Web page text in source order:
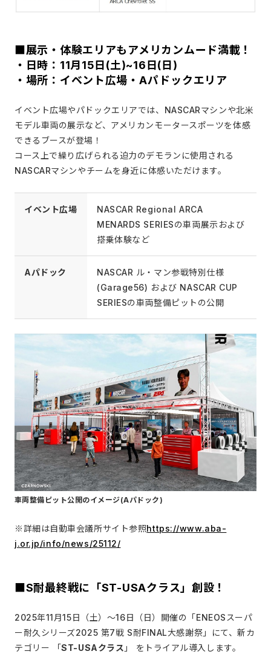
■展示・体験エリアもアメリカンムード満載！
・日時：11月15日(土)~16日(日)
・場所：イベント広場・Aパドックエリア
イベント広場やパドックエリアでは、NASCARマシンや北米
モデル車両の展示など、アメリカンモータースポーツを体感
できるブースが登場！
コース上で繰り広げられる迫力のデモランに使用される
NASCARマシンやチームを身近に体感いただけます。
イベント広場
NASCAR Regional ARCA
MENARDS SERIESの車両展示および
搭乗体験など
Aパドック
NASCAR ル・マン参戦特別仕様
(Garage56) および NASCAR CUP
SERIESの車両整備ピットの公開
車両整備ピット公開のイメージ(Aパドック)
※詳細は自動車会議所サイト参照https://www.aba-
j.or.jp/info/news/25112/
■S耐最終戦に「ST-USAクラス」創設！
2025年11⽉15⽇（土）〜16⽇（日）開催の「ENEOSスーパ
ー耐久シリーズ2025 第7戦 S耐FINAL大感謝祭」にて、新カ
テゴリー 「ST-USAクラス 」 をトライアル導入します。